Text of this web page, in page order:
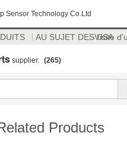
Sensor Technology Co.Ltd
AU SUJET DES USA
Visite
supplier. (265)
Products